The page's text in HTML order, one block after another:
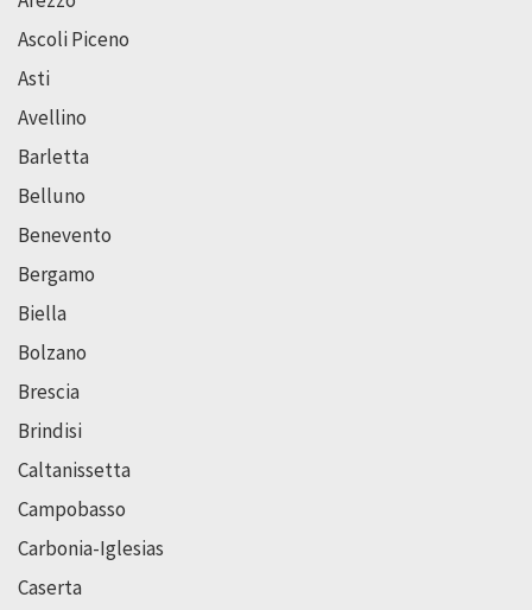
Ascoli Piceno
Asti
Avellino
Barletta
Belluno
Benevento
Bergamo
Biella
Bolzano
Brescia
Brindisi
Caltanissetta
Campobasso
Carbonia-Iglesias
Caserta